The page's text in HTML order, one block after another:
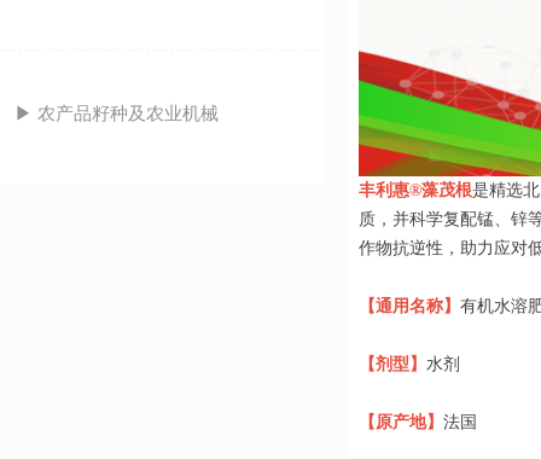
▶ 农产品籽种及农业机械
丰利惠®藻茂根是精选
质，并科学复配锰、锌
作物抗逆性，助力应对
【通用名称】 有机水溶
【剂型】 水剂
【原产地】 法国